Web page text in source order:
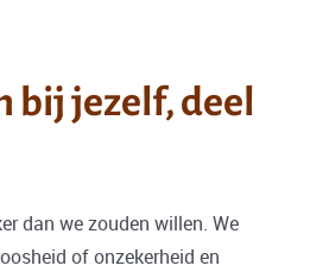
bij jezelf, deel
dan we zouden willen. We
of onzekerheid en